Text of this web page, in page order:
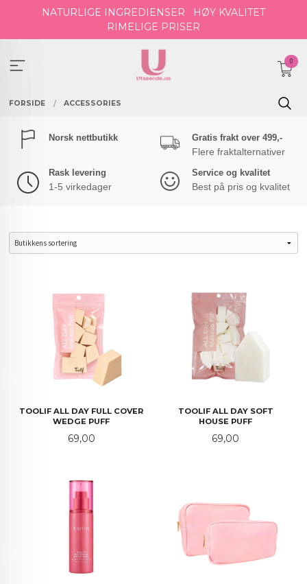
NATURLIGE INGREDIENSER
HØY KVALITET
RIMELIGE PRISER
0
FORSIDE ACCESSORIES
Norsk nettbutikk Gratis frakt over 499,-
Flere fraktalternativer
Rask levering
1-5 virkedager
Service og kvalitet
Best på pris og kvalitet
TOOLIF ALL DAY FULL COVER
WEDGE PUFF
Pris
69,00
TOOLIF ALL DAY SOFT
HOUSE PUFF
Pris
69,00